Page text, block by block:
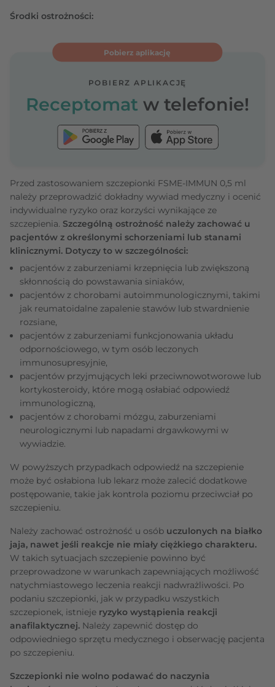
Środki ostrożności:
Pobierz aplikację
POBIERZ APLIKACJĘ
Receptomat w telefonie!
Przed zastosowaniem szczepionki FSME-IMMUN 0,5 ml
należy przeprowadzić dokładny wywiad medyczny i ocenić
indywidualne ryzyko oraz korzyści wynikające ze
szczepienia. Szczególną ostrożność należy zachować u
pacjentów z określonymi schorzeniami lub stanami
klinicznymi. Dotyczy to w szczególności:
pacjentów z zaburzeniami krzepnięcia lub zwiększoną
skłonnością do powstawania siniaków,
pacjentów z chorobami autoimmunologicznymi, takimi
jak reumatoidalne zapalenie stawów lub stwardnienie
rozsiane,
pacjentów z zaburzeniami funkcjonowania układu
odpornościowego, w tym osób leczonych
immunosupresyjnie,
pacjentów przyjmujących leki przeciwnowotworowe lub
kortykosteroidy, które mogą osłabiać odpowiedź
immunologiczną,
pacjentów z chorobami mózgu, zaburzeniami
neurologicznymi lub napadami drgawkowymi w
wywiadzie.
W powyższych przypadkach odpowiedź na szczepienie
może być osłabiona lub lekarz może zalecić dodatkowe
postępowanie, takie jak kontrola poziomu przeciwciał po
szczepieniu.
Należy zachować ostrożność u osób uczulonych na białko
jaja, nawet jeśli reakcje nie miały ciężkiego charakteru.
W takich sytuacjach szczepienie powinno być
przeprowadzone w warunkach zapewniających możliwość
natychmiastowego leczenia reakcji nadwrażliwości. Po
podaniu szczepionki, jak w przypadku wszystkich
szczepionek, istnieje ryzyko wystąpienia reakcji
anafilaktycznej. Należy zapewnić dostęp do
odpowiedniego sprzętu medycznego i obserwację pacjenta
po szczepieniu.
Szczepionki nie wolno podawać do naczynia